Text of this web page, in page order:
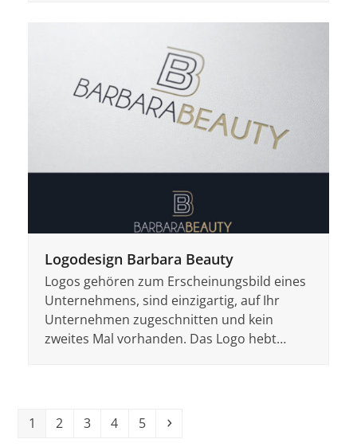
Logodesign Barbara Beauty
Logos gehören zum Erscheinungsbild eines
Unternehmens, sind einzigartig, auf Ihr
Unternehmen zugeschnitten und kein
zweites Mal vorhanden. Das Logo hebt…
Seite
1 Seite
2 Seite
3 Seite
4 Seite
5 Vorwärts